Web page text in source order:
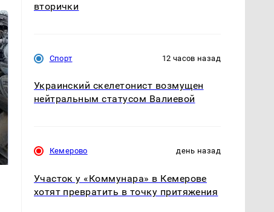
магазина: список
криптомиллионера
вторички
Спорт 12 часов назад
Украинский скелетонист возмущен
нейтральным статусом Валиевой
Кемерово день назад
Участок у «Коммунара» в Кемерове
хотят превратить в точку притяжения